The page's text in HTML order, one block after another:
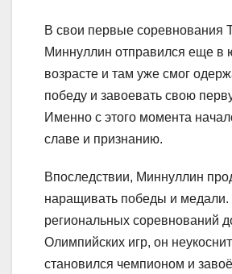
В свои первые соревнования
Миннуллин отправился еще в
возрасте и там уже смог
победу и завоевать свою
Именно с этого момента
славе и признанию.
Впоследствии, Миннуллин
наращивать победы и медали.
региональных соревнований
Олимпийских игр, он
становился чемпионом и